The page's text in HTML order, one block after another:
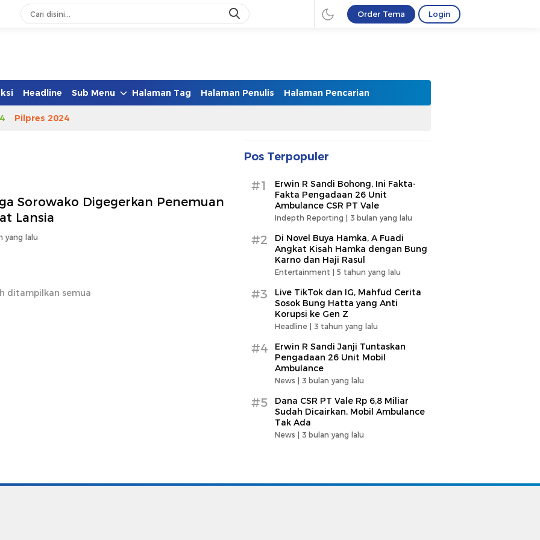
Order Tema Login
Headline Sub Menu Halaman Tag Halaman Penulis Halaman Pencarian
Pilpres 2024
Sorowako Digegerkan Penemuan
Lansia
yang lalu
ditampilkan semua
Pos Terpopuler
#1
Erwin R Sandi Bohong, Ini Fakta-
Fakta Pengadaan 26 Unit
Ambulance CSR PT Vale
Indepth Reporting | 3 bulan yang lalu
#2
Di Novel Buya Hamka, A Fuadi
Angkat Kisah Hamka dengan Bung
Karno dan Haji Rasul
Entertainment | 5 tahun yang lalu
#3
Live TikTok dan IG, Mahfud Cerita
Sosok Bung Hatta yang Anti
Korupsi ke Gen Z
Headline | 3 tahun yang lalu
#4
Erwin R Sandi Janji Tuntaskan
Pengadaan 26 Unit Mobil
Ambulance
News | 3 bulan yang lalu
#5
Dana CSR PT Vale Rp 6,8 Miliar
Sudah Dicairkan, Mobil Ambulance
Tak Ada
News | 3 bulan yang lalu